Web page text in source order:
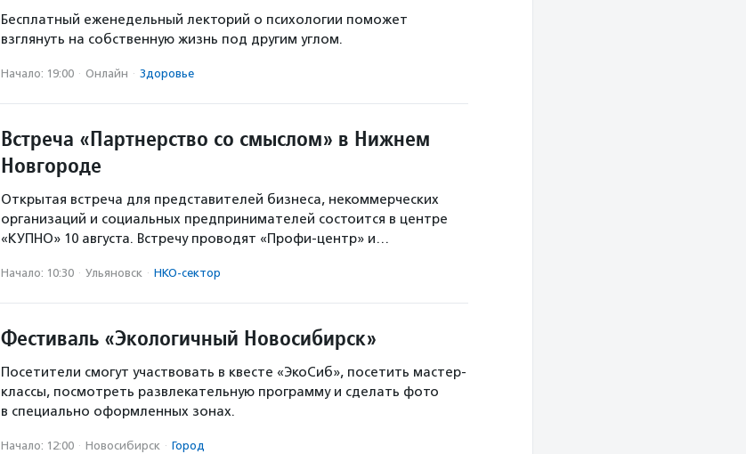
Бесплатный еженедельный лекторий о психологии поможет
взглянуть на собственную жизнь под другим углом.
Начало: 19:00 · Онлайн · Здоровье
Встреча «Партнерство со смыслом» в Нижнем
Новгороде
Открытая встреча для представителей бизнеса, некоммерческих
организаций и социальных предпринимателей состоится в центре
«КУПНО» 10 августа. Встречу проводят «Профи-центр» и…
Начало: 10:30 · Ульяновск · НКО-сектор
Фестиваль «Экологичный Новосибирск»
Посетители смогут участвовать в квесте «ЭкоСиб», посетить мастер-
классы, посмотреть развлекательную программу и сделать фото
в специально оформленных зонах.
Начало: 12:00 · Новосибирск · Город